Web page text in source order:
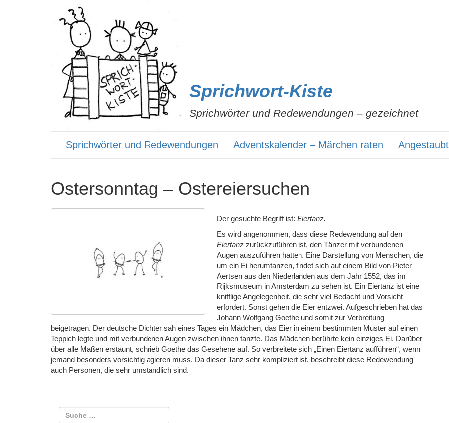
Sprichwort-Kiste
Sprichwörter und Redewendungen – gezeichnet
Sprichwörter und Redewendungen Adventskalender – Märchen raten Angestaubt
Ostersonntag – Ostereiersuchen
Der gesuchte Begriff ist: Eiertanz.
Es wird angenommen, dass diese Redewendung auf den
Eiertanzzurückzuführen ist, den Tänzer mit verbundenen
Augen auszuführen hatten. Eine Darstellung von Menschen, die
um ein Ei herumtanzen, findet sich auf einem Bild von Pieter
Aertsen aus den Niederlanden aus dem Jahr 1552, das im
Rijksmuseum in Amsterdam zu sehen ist. Ein Eiertanz ist eine
knifflige Angelegenheit, die sehr viel Bedacht und Vorsicht
erfordert. Sonst gehen die Eier entzwei. Aufgeschrieben hat das
Johann Wolfgang Goethe und somit zur Verbreitung
beigetragen. Der deutsche Dichter sah eines Tages ein Mädchen, das Eier in einem bestimmten Muster auf einen
Teppich legte und mit verbundenen Augen zwischen ihnen tanzte. Das Mädchen berührte kein einziges Ei. Darüber
über alle Maßen erstaunt, schrieb Goethe das Gesehene auf. So verbreitete sich „Einen Eiertanz aufführen“, wenn
jemand besonders vorsichtig agieren muss. Da dieser Tanz sehr kompliziert ist, beschreibt diese Redewendung
auch Personen, die sehr umständlich sind.